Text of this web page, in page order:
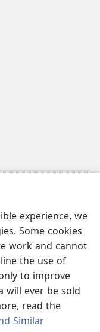
experience, we
Some cookies
work and cannot
the use of
to improve
will ever be sold
read the
Similar